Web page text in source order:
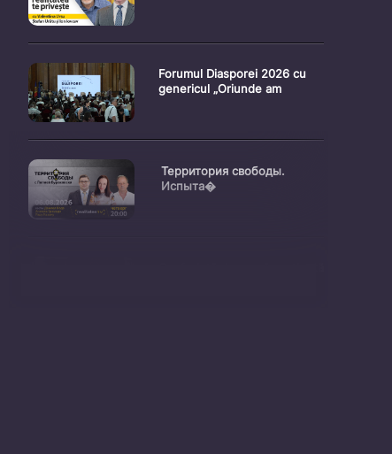
Forumul Diasporei 2026 cu
genericul „Oriunde am
Территория свободы.
Испыта�